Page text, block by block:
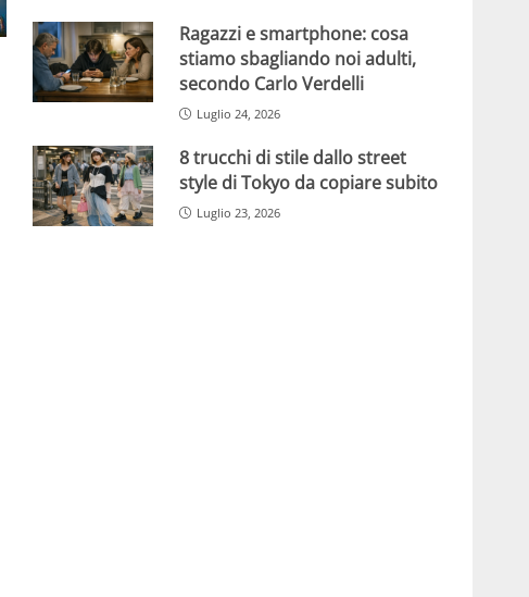
Ragazzi e smartphone: cosa
stiamo sbagliando noi adulti,
secondo Carlo Verdelli
Luglio 24, 2026
8 trucchi di stile dallo street
style di Tokyo da copiare subito
Luglio 23, 2026